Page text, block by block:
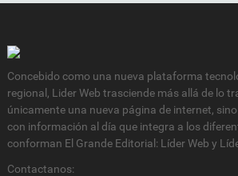
Concebido como una nueva plataforma
regional, Lider Web trasciende más allá de lo
únicamente una nueva página de internet,
con información al día que integra a los
conforman El Grande Editorial: Líder Web y
Contactanos: